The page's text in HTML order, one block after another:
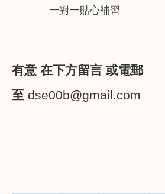
一對一貼心補習
有意 在下方留言 或電郵
至 dse00b@gmail.com